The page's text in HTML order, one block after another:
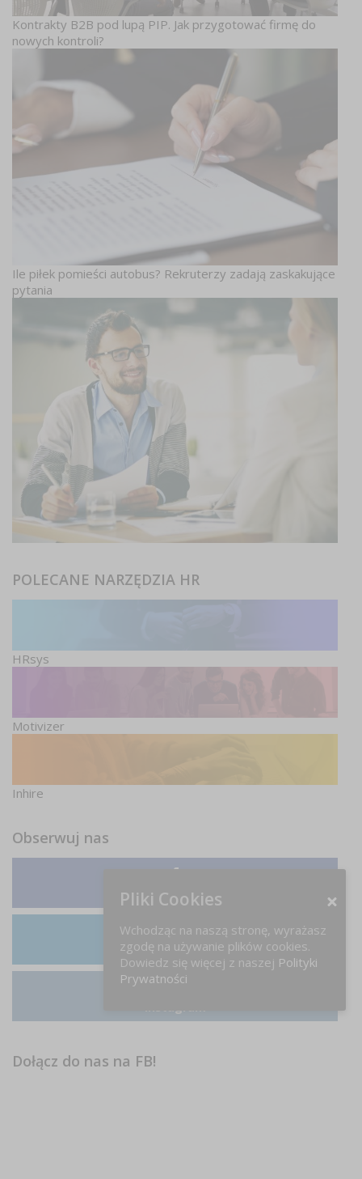
Kontrakty B2B pod lupą PIP. Jak przygotować firmę do
nowych kontroli?
Ile piłek pomieści autobus? Rekruterzy zadają zaskakujące
pytania
POLECANE NARZĘDZIA HR
HRsys
Motivizer
Inhire
Obserwuj nas
Facebook
LinkedIn
Dołącz do nas na FB!
Pliki Cookies
Wchodząc na naszą stronę, wyrażasz
zgodę na używanie plików cookies.
Dowiedz się więcej z naszej Polityki
Prywatności